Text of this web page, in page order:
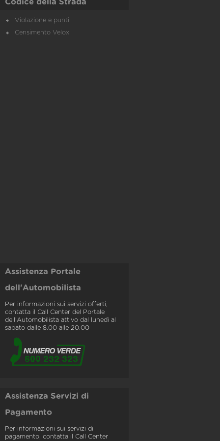
Codice della Strada
Violazione e punti
Censimento Velox
Assistenza Portale
dell'Automobilista
Per informazioni sui servizi offerti,
contatta il Call Center del Portale
dell'Automobilista attivo dal lunedì al
sabato dalle 8.00 alle 20.00
Assistenza Servizi di
Pagamento
Per informazioni sui servizi di
pagamento, contatta il Call Center